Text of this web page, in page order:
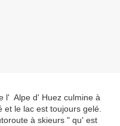
l' Alpe d' Huez culmine à
le lac est toujours gelé.
à skieurs " qu' est